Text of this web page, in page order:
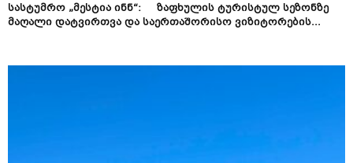
სასტუმრო „მესტია ინნ“: ზაფხულის ტურისტულ სეზონზე
მაღალი დატვირთვა და საერთაშორისო ვიზიტორების...